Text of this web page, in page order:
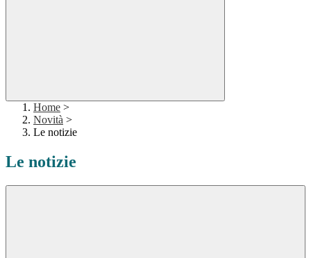
Home >
Novità >
Le notizie
Le notizie